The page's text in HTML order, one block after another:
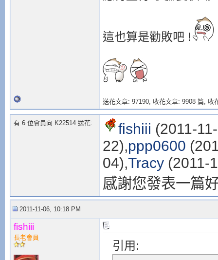
這也算是勸敗吧 !
送花文章: 97190, 收花文章: 9908 篇, 收
有 6 位會員向 K22514 送花: fishiii (2011-
22),ppp0600
04),Tracy(2011-
感謝您發表一篇
2011-11-06, 10:18 PM
fishiii
長老會員
引用: